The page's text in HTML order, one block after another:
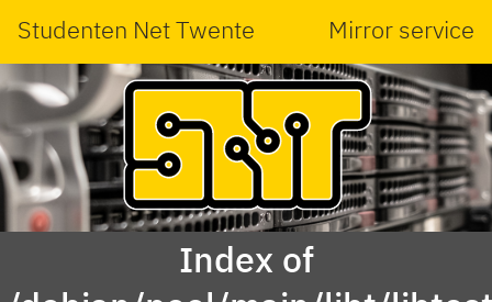
Studenten Net Twente Mirror service
Index of